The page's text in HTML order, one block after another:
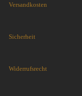
Versandkosten
Sicherheit
Widerrufsrecht